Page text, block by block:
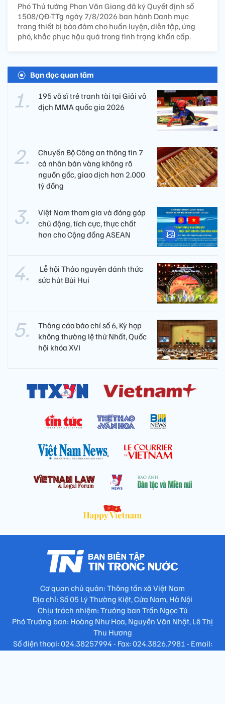
Phó Thủ tướng Phan Văn Giang đã ký Quyết định số
1508/QĐ-TTg ngày 7/8/2026 ban hành Danh mục
trang thiết bị bảo đảm cho huấn luyện, diễn tập, ứng
phó, khắc phục hậu quả trong tình trạng khẩn cấp.
Bạn đọc quan tâm
195 võ sĩ trẻ tranh tài tại Giải vô
địch MMA quốc gia 2026
Chuyển Bộ Công an thông tin 7
cá nhân bán vàng không rõ
nguồn gốc, giao dịch hơn 2.000
tỷ đồng
Việt Nam tham gia và đóng góp
chủ động, tích cực, thực chất
hơn cho Cộng đồng ASEAN
​ Lễ hội Thảo nguyên đánh thức
sức hút Bùi Hui
Thông cáo báo chí số 6, Kỳ họp
không thường lệ thứ Nhất, Quốc
hội khóa XVI
Cơ quan chủ quản: Thông tấn xã Việt Nam
Địa chỉ: Số 05 Lý Thường Kiệt, Cửa Nam, Hà Nội
Chịu trách nhiệm: Trưởng ban Trần Ngọc Tú
Phó Trưởng ban: Hoàng Như Hoa, Nguyễn Văn Nhật, Lê Thị
Thu Hương
Số điện thoại: 024.38257994 - Fax: 024.3826.7981 - Email: